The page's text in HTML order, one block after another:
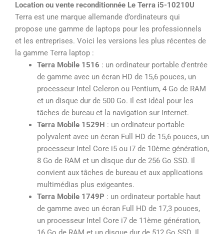
sur
5
Location ou vente reconditionnée Le Terra i5-10210U
Terra est une marque allemande d’ordinateurs qui
propose une gamme de laptops pour les professionnels
et les entreprises. Voici les versions les plus récentes de
la gamme Terra laptop :
Terra Mobile 1516 : un ordinateur portable d’entrée
de gamme avec un écran HD de 15,6 pouces, un
processeur Intel Celeron ou Pentium, 4 Go de RAM
et un disque dur de 500 Go. Il est idéal pour les
tâches de bureau et la navigation sur Internet.
Terra Mobile 1529H : un ordinateur portable
polyvalent avec un écran Full HD de 15,6 pouces, un
processeur Intel Core i5 ou i7 de 10ème génération,
8 Go de RAM et un disque dur de 256 Go SSD. Il
convient aux tâches de bureau et aux applications
multimédias plus exigeantes.
Terra Mobile 1749P : un ordinateur portable haut
de gamme avec un écran Full HD de 17,3 pouces,
un processeur Intel Core i7 de 11ème génération,